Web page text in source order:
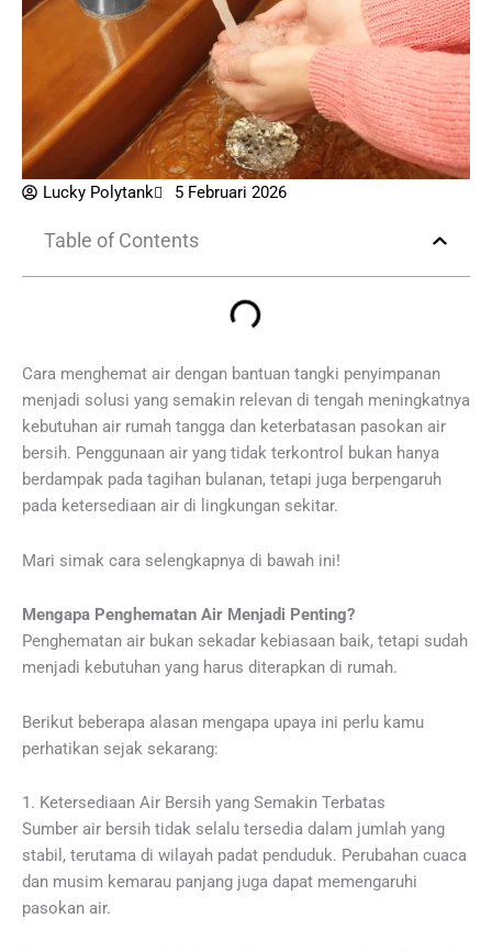
Lucky Polytank 5 Februari 2026
Table of Contents
Cara menghemat air dengan bantuan tangki penyimpanan
menjadi solusi yang semakin relevan di tengah meningkatnya
kebutuhan air rumah tangga dan keterbatasan pasokan air
bersih. Penggunaan air yang tidak terkontrol bukan hanya
berdampak pada tagihan bulanan, tetapi juga berpengaruh
pada ketersediaan air di lingkungan sekitar.
Mari simak cara selengkapnya di bawah ini!
Mengapa Penghematan Air Menjadi Penting?
Penghematan air bukan sekadar kebiasaan baik, tetapi sudah
menjadi kebutuhan yang harus diterapkan di rumah.
Berikut beberapa alasan mengapa upaya ini perlu kamu
perhatikan sejak sekarang:
1. Ketersediaan Air Bersih yang Semakin Terbatas
Sumber air bersih tidak selalu tersedia dalam jumlah yang
stabil, terutama di wilayah padat penduduk. Perubahan cuaca
dan musim kemarau panjang juga dapat memengaruhi
pasokan air.